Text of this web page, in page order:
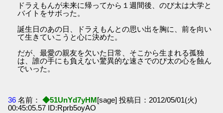
ドラえもんが未来に帰ってから１週間後、のび太は大学と
バイトをサボった。
誕生日のあの日、ドラえもんとの思い出を胸に、前を向い
て生きていこうと心に決めた。
だが、最愛の親友を欠いた日常、そこから生まれる孤独
は、誰の手にも負えない驚異的な速さでのび太の心を蝕ん
でいった。
36 名前： ◆51UnYd7yHM[sage] 投稿日：2012/05/01(火)
00:45:05.57 ID:Rprb5oyAO